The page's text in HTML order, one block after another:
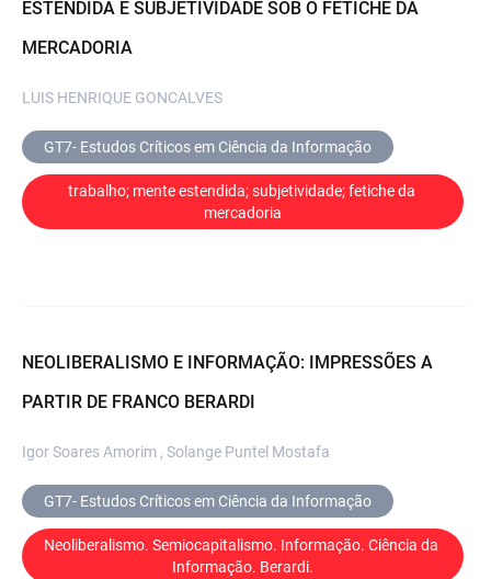
ESTENDIDA E SUBJETIVIDADE SOB O FETICHE DA
MERCADORIA
LUIS HENRIQUE GONCALVES
GT7- Estudos Críticos em Ciência da Informação
trabalho; mente estendida; subjetividade; fetiche da
mercadoria
NEOLIBERALISMO E INFORMAÇÃO: IMPRESSÕES A
PARTIR DE FRANCO BERARDI
Igor Soares Amorim , Solange Puntel Mostafa
GT7- Estudos Críticos em Ciência da Informação
Neoliberalismo. Semiocapitalismo. Informação. Ciência da
Informação. Berardi.